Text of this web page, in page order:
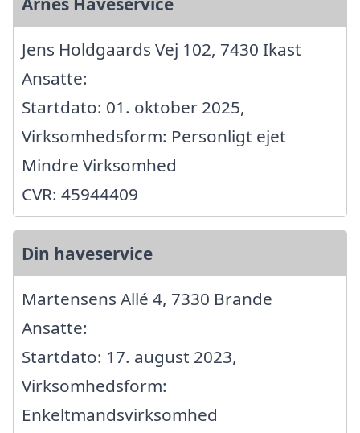
Jens Holdgaards Vej 102, 7430 Ikast
Ansatte:
Startdato: 01. oktober 2025,
Virksomhedsform: Personligt ejet
Mindre Virksomhed
CVR: 45944409
Din haveservice
Martensens Allé 4, 7330 Brande
Ansatte:
Startdato: 17. august 2023,
Virksomhedsform:
Enkeltmandsvirksomhed